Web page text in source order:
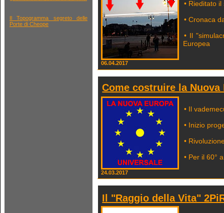
Il Topogramma segreto delle
Porte di Cheope
• Rieditato
• Cronaca
• Il
Europea
06.04.2017
Come costruire la Nuova
• Il
• Inizio
•
• Per il 60°
24.03.2017
Il "Raggio della Vita"